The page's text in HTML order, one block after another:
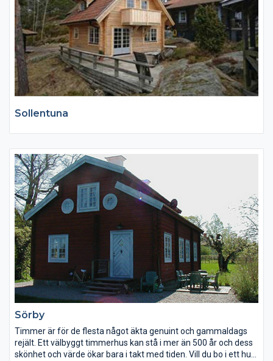
Sollentuna
Sörby
Timmer är för de flesta något äkta genuint och gammaldags
rejält. Ett välbyggt timmerhus kan stå i mer än 500 år och dess
skönhet och värde ökar bara i takt med tiden. Vill du bo i ett hus